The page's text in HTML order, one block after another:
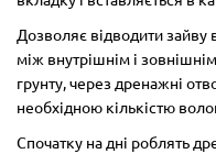
Дозволяє відводити
між внутрішнім і
грунту, через дренажні
необхідною кількістю
Спочатку на дні роблять